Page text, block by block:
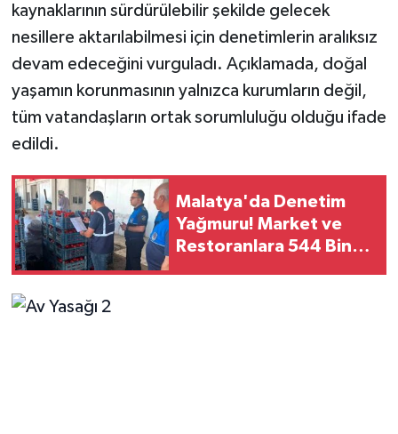
kaynaklarının sürdürülebilir şekilde gelecek
nesillere aktarılabilmesi için denetimlerin aralıksız
devam edeceğini vurguladı. Açıklamada, doğal
yaşamın korunmasının yalnızca kurumların değil,
tüm vatandaşların ortak sorumluluğu olduğu ifade
edildi.
Malatya'da Denetim
Yağmuru! Market ve
Restoranlara 544 Bin